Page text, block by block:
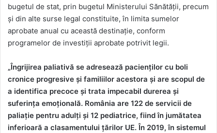
bugetul de stat, prin bugetul Ministerului Sănătății, precum
și din alte surse legal constituite, în limita sumelor
aprobate anual cu această destinație, conform
programelor de investiții aprobate potrivit legii.
„Îngrijirea paliativă se adresează pacienților cu boli
cronice progresive și familiilor acestora și are scopul de
a identifica precoce și trata impecabil durerea și
suferința emoțională. România are 122 de servicii de
paliație pentru adulți și 12 pediatrice, fiind în jumătatea
inferioară a clasamentului țărilor UE. În 2019, în sistemul